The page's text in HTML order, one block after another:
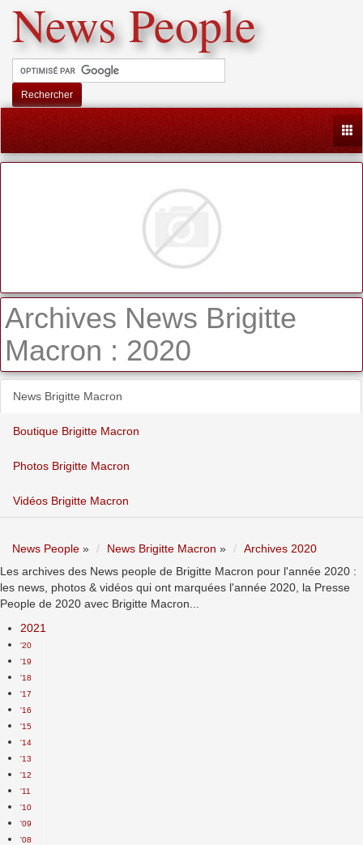
News People
Rechercher
Archives News Brigitte
Macron : 2020
News Brigitte Macron
Boutique Brigitte Macron
Photos Brigitte Macron
Vidéos Brigitte Macron
News People » News Brigitte Macron »
Archives 2020
Les archives des News people de Brigitte Macron pour l'année 2020 :
les news, photos & vidéos qui ont marquées l'année 2020, la Presse
People de 2020 avec Brigitte Macron...
2021
'20
'19
'18
'17
'16
'15
'14
'13
'12
'11
'10
'09
'08